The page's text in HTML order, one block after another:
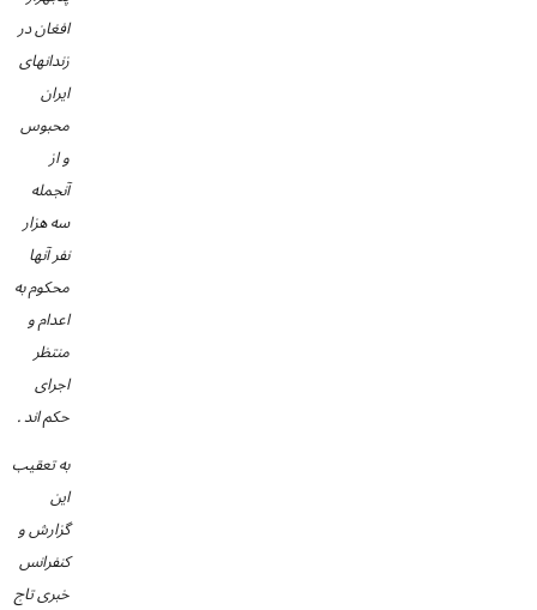
افغان در
زندانهای
ایران
محبوس
و از
آنجمله
سه هزار
نفر آنها
محکوم به
اعدام و
منتظر
اجرای
حکم اند .
به تعقیب
این
گزارش و
کنفرانس
خبری تاج